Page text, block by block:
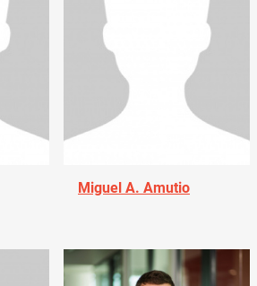
Miguel A. Amutio